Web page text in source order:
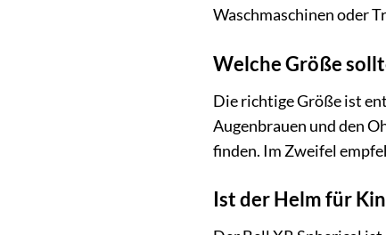
Waschmaschinen oder
Welche Größe
Die richtige Größe ist
Augenbrauen und den
finden. Im Zweifel
Ist der Helm für